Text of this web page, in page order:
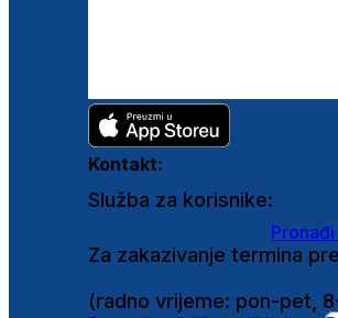
Kontakt:
Služba za korisnike:
Za zakazivanje termina
(radno vrijeme: pon-pet,